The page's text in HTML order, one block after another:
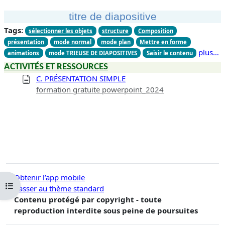
Ouvrir l’index du cours
titre de diapositive
Tags: sélectionner les objets structure
Composition
présentation
mode normal mode plan
Mettre en forme
animations
mode TRIEUSE DE DIAPOSITIVES Saisir le contenu plus…
ACTIVITÉS ET RESSOURCES
C. PRÉSENTATION SIMPLE
formation gratuite powerpoint_2024
Obtenir l’app mobile
Passer au thème standard
Contenu protégé par copyright - toute
reproduction interdite sous peine de poursuites